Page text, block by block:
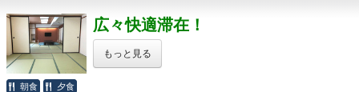
アルコール類もすべて飲み放題で
お楽しみいただけます。
■無料の館内アクティビティ
ご滞在をさらに楽しく！
広々快適滞在！
もっと見る
朝食 夕食